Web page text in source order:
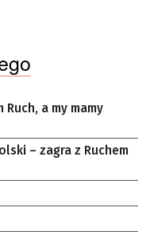
a my mamy
– zagra z Ruchem